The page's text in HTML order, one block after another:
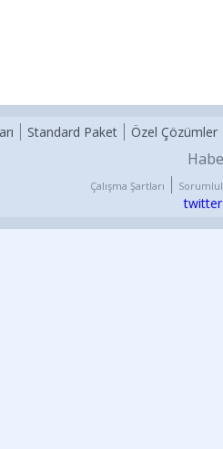
Standard Paket Özel Çözümler
Çalışma Şartları
twitter